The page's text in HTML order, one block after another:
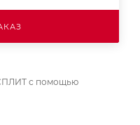
с помощью